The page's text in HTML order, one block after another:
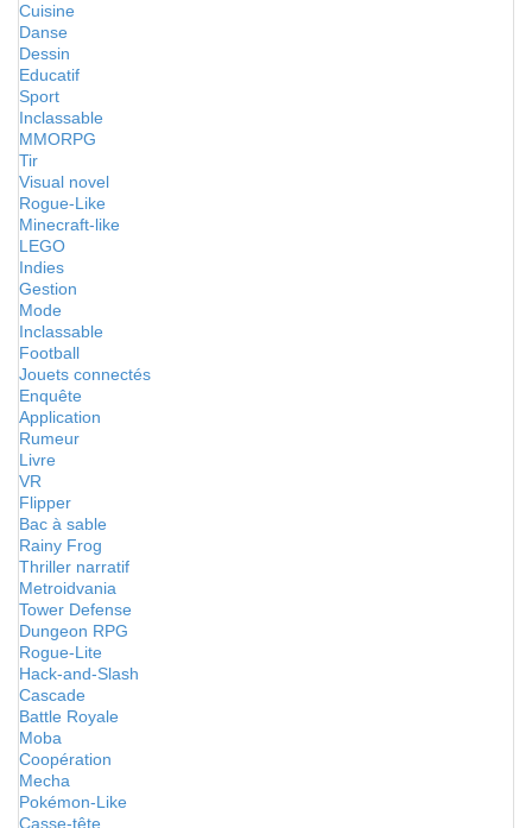
Cuisine
Danse
Dessin
Educatif
Sport
Inclassable
MMORPG
Tir
Visual novel
Rogue-Like
Minecraft-like
LEGO
Indies
Gestion
Mode
Inclassable
Football
Jouets connectés
Enquête
Application
Rumeur
Livre
VR
Flipper
Bac à sable
Rainy Frog
Thriller narratif
Metroidvania
Tower Defense
Dungeon RPG
Rogue-Lite
Hack-and-Slash
Cascade
Battle Royale
Moba
Coopération
Mecha
Pokémon-Like
Casse-tête